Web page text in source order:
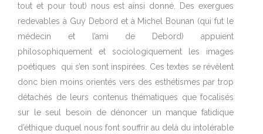
tout et pour tout) nous est ainsi donné. Des exergues
redevables à Guy Debord et à Michel Bounan (qui fut le
médecin et l’ami de Debord) appuient
philosophiquement et sociologiquement les images
poétiques
qui s’en sont inspirées. Ces textes se révèlent
donc bien moins orientés vers des esthétismes par trop
détachés de leurs contenus thématiques que focalisés
sur le seul besoin de dénoncer un manque fatidique
d’éthique duquel nous font souffrir au delà du intolérable